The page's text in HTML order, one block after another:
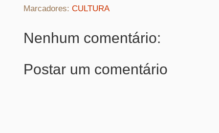
Marcadores: CULTURA
Nenhum comentário:
Postar um comentário